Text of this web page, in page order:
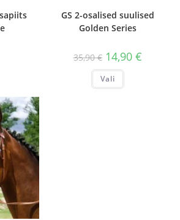
GS 2-osalised suulised
Golden Series
35,90€ Algne
hind
oli:
35,90 €.
14,90 €Praegune
hind
Vali
Sellel